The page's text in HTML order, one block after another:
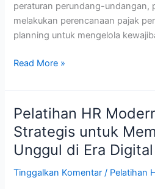
peraturan perundang-undangan,
melakukan perencanaan pajak
planning untuk mengelola
Read More »
Pelatihan HR
Strategis untuk
Unggul di Era Digital
Tinggalkan Komentar / Pelatihan
Pelatihan
HR
Modern:
Investasi
Strategis